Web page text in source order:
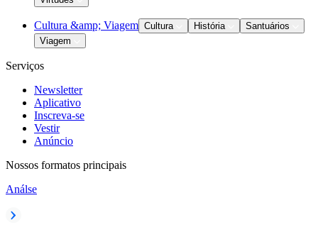
Cultura &amp; Viagem Cultura História
Santuários
Viagem
Serviços
Newsletter
Aplicativo
Inscreva-se
Vestir
Anúncio
Nossos formatos principais
Análse